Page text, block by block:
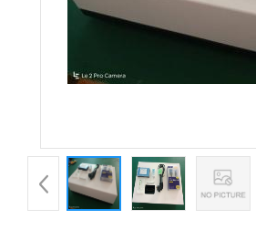
品